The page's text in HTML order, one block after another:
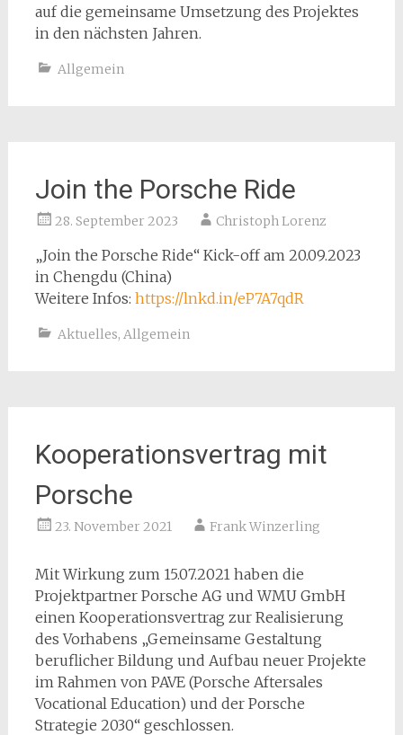
auf die gemeinsame Umsetzung des Projektes
in den nächsten Jahren.
Allgemein
Join the Porsche Ride
28. September 2023 Christoph Lorenz
„Join the Porsche Ride“ Kick-off am 20.09.2023
in Chengdu (China)
Weitere Infos: https://lnkd.in/eP7A7qdR
Aktuelles, Allgemein
Kooperationsvertrag mit
Porsche
23. November 2021 Frank Winzerling
Mit Wirkung zum 15.07.2021 haben die
Projektpartner Porsche AG und WMU GmbH
einen Kooperationsvertrag zur Realisierung
des Vorhabens „Gemeinsame Gestaltung
beruflicher Bildung und Aufbau neuer Projekte
im Rahmen von PAVE (Porsche Aftersales
Vocational Education) und der Porsche
Strategie 2030“ geschlossen.